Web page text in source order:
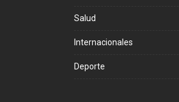
Salud
Internacionales
Deporte